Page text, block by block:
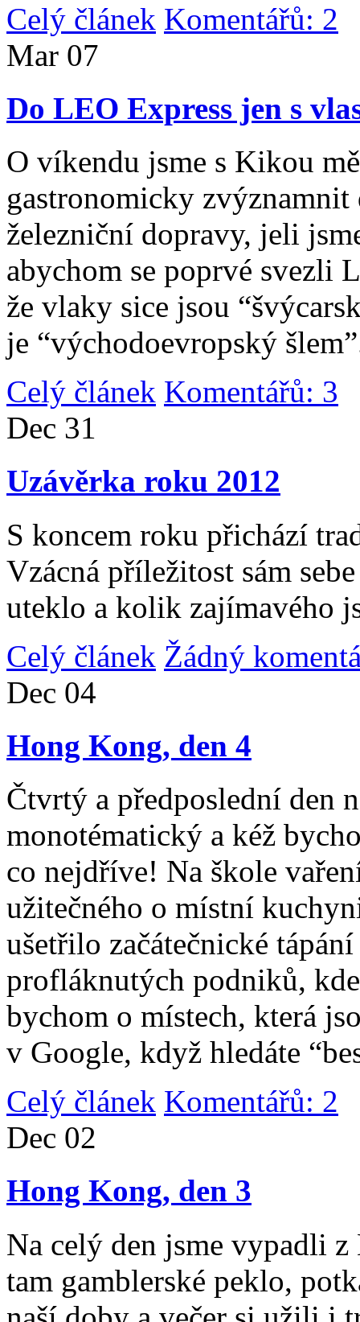
Celý článek Komentářů: 2
Mar 07
Do LEO Express jen s
O víkendu jsme s Kikou
gastronomicky
železniční dopravy, jeli
abychom se poprvé svezli
že vlaky sice jsou
je “východoevropský
Celý článek Komentářů: 3
Dec 31
Uzávěrka roku 2012
S koncem roku přichází
Vzácná příležitost sám
uteklo a kolik zajímavého
Celý článek Žádný
Dec 04
Hong Kong, den 4
Čtvrtý a předposlední den
monotématický a kéž
co nejdříve! Na škole
užitečného o místní
ušetřilo začátečnické
profláknutých podniků,
bychom o místech, která
v Google, když hledáte
Celý článek Komentářů: 2
Dec 02
Hong Kong, den 3
Na celý den jsme vypadli
tam gamblerské peklo,